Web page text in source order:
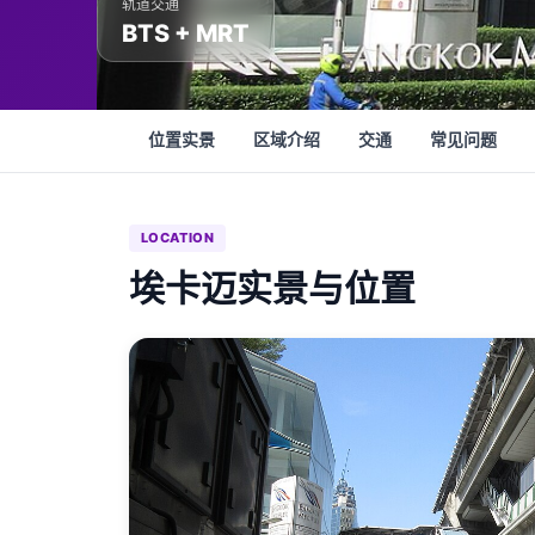
轨道交通
BTS + MRT
位置实景 区域介绍 交通 常见问题
LOCATION
埃卡迈实景与位置